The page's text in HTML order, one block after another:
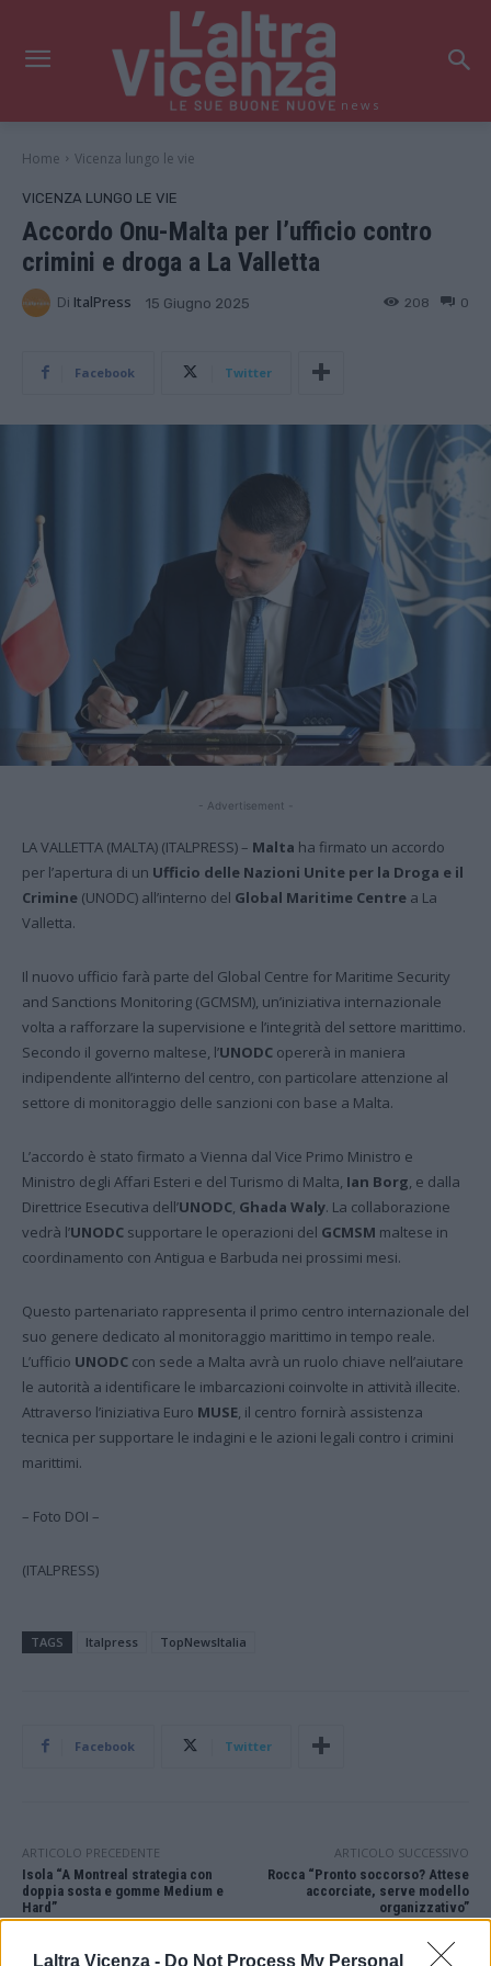
Laltra Vicenza - Do Not Process My Personal
news
Home Vicenza lungo le vie
VICENZA LUNGO LE VIE
Accordo Onu-Malta per l’ufficio contro
crimini e droga a La Valletta
Di ItalPress 15 Giugno 2025 0
208
Facebook Twitter
- Advertisement -
LA VALLETTA (MALTA) (ITALPRESS) – Malta ha firmato un accordo
per l’apertura di un Ufficio delle Nazioni Unite per la Droga e il
Crimine (UNODC) all’interno del Global Maritime Centre a La
Valletta.
Il nuovo ufficio farà parte del Global Centre for Maritime Security
and Sanctions Monitoring (GCMSM), un’iniziativa internazionale
volta a rafforzare la supervisione e l’integrità del settore marittimo.
Secondo il governo maltese, l’UNODC opererà in maniera
indipendente all’interno del centro, con particolare attenzione al
settore di monitoraggio delle sanzioni con base a Malta.
L’accordo è stato firmato a Vienna dal Vice Primo Ministro e
Ministro degli Affari Esteri e del Turismo di Malta, Ian Borg , e dalla
Direttrice Esecutiva dell’UNODC Ghada Waly. La collaborazione
vedrà l’UNODC supportare le operazioni del GCMSM maltese in
coordinamento con Antigua e Barbuda nei prossimi mesi.
Questo partenariato rappresenta il primo centro internazionale del
suo genere dedicato al monitoraggio marittimo in tempo reale.
L’ufficio UNODC con sede a Malta avrà un ruolo chiave nell’aiutare
le autorità a identificare le imbarcazioni coinvolte in attività illecite.
Attraverso l’iniziativa Euro MUSE , il centro fornirà assistenza
tecnica per supportare le indagini e le azioni legali contro i crimini
marittimi.
– Foto DOI –
(ITALPRESS)
TAGS Italpress TopNewsItalia
Facebook Twitter
ARTICOLO PRECEDENTE
Isola “A Montreal strategia con
doppia sosta e gomme Medium e
Hard”
ARTICOLO SUCCESSIVO
Rocca “Pronto soccorso? Attese
accorciate, serve modello
organizzativo”